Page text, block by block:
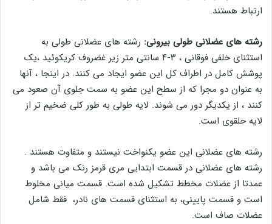
ارتباط هستند.
رشته های عضلانی طولی بیرونی: رشته های عضلانی طولی به
استثنای خلفی فوقانی ، ۳-۴ سانتی متر زیر غضروف کریکوئید ،یک
پوشش کامل در اطراف کل این عضو ایجاد می کنند. در اینجا ، آنها
به عنوان دو مجرا که از سطح این عضو به سمت جلوی آن صعود می
کنند ، از یکدیگر دور می شوند. لایه طولی به طور کلی ضخیم تر از
لایه حلقوی است.
رشته های عضلانی این عضو یکنواخت نیستند و متفاوت هستند .
رشته های عضلانی در قسمت ابتدایی مری قرمز رنک می باشد و
عمدتا از عضلات مخطط تشکیل شده است. قسمت میانی مخلوط
است و قسمت پایینی، به استثنای قسمت های نادر، فقط شامل
عضلات صاف است.